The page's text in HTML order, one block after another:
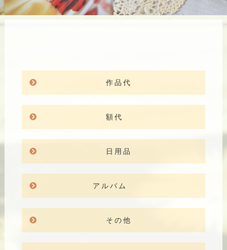
作品代
額代
日用品
アルバム
その他